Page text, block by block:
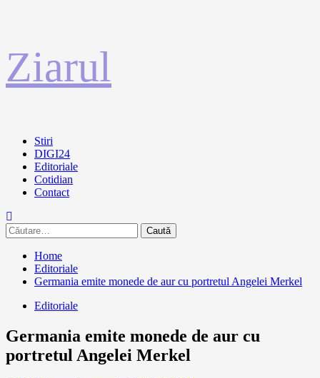
la
conținut
Ziarul
Primary
Menu
Stiri
DIGI24
Editoriale
Cotidian
Contact
Caută
după:
Home
Editoriale
Germania emite monede de aur cu portretul Angelei Merkel
Editoriale
Germania emite monede de aur cu
portretul Angelei Merkel